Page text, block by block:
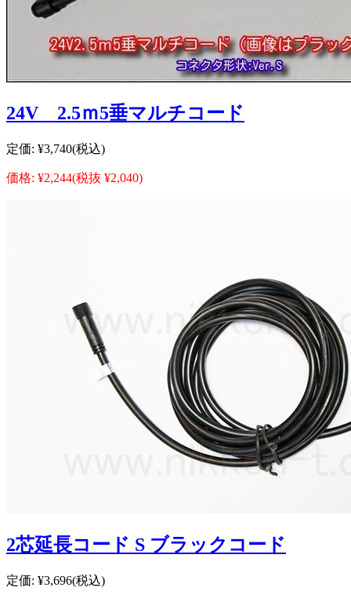
24V 2.5ｍ5垂マルチコード
定価: ¥3,740(税込)
価格: ¥2,244(税抜 ¥2,040)
2芯延長コード S ブラックコード
定価: ¥3,696(税込)